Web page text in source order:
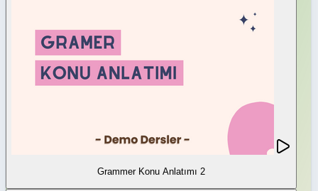
Grammer Konu Anlatımı 2